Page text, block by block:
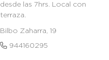
desde las 7hrs. Local con
terraza.
Bilbo Zaharra, 19
944160295